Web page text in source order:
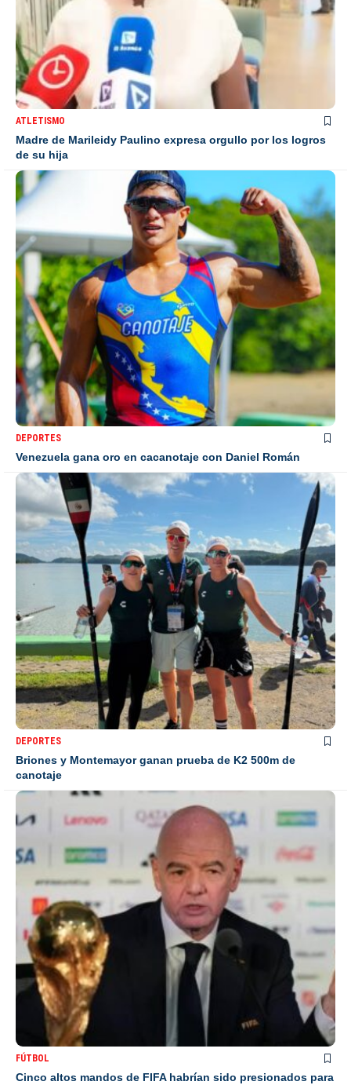
ATLETISMO
Madre de Marileidy Paulino expresa orgullo por los logros
de su hija
DEPORTES
Venezuela gana oro en cacanotaje con Daniel Román
DEPORTES
Briones y Montemayor ganan prueba de K2 500m de
canotaje
FÚTBOL
Cinco altos mandos de FIFA habrían sido presionados para